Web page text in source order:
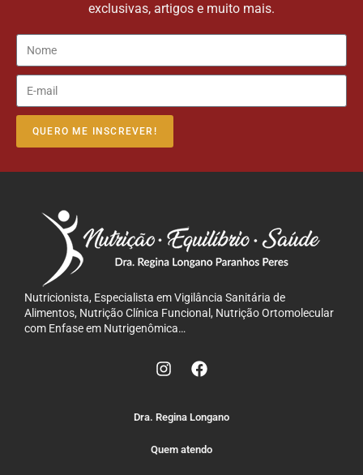
exclusivas, artigos e muito mais.
QUERO ME INSCREVER!
Nutricionista, Especialista em Vigilância Sanitária de
Alimentos, Nutrição Clínica Funcional, Nutrição Ortomolecular
com Enfase em Nutrigenômica…
Dra. Regina Longano
Quem atendo